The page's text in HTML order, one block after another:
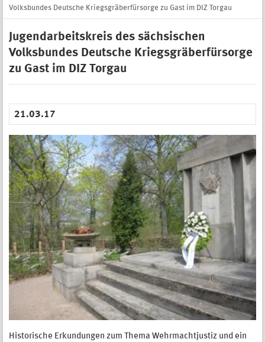
Volksbundes Deutsche Kriegsgräberfürsorge zu Gast im DIZ Torgau
Jugendarbeitskreis des sächsischen
Volksbundes Deutsche Kriegsgräberfürsorge
zu Gast im DIZ Torgau
21.03.17
Historische Erkundungen zum Thema Wehrmachtjustiz und ein